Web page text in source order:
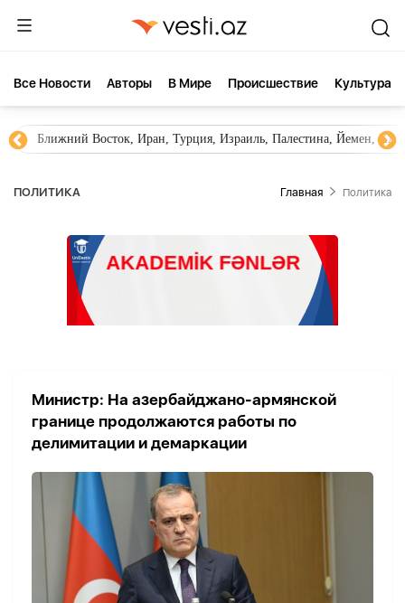
Все Новости Aвторы В Мире Происшествие Культура
Ближний Восток, Иран, Турция, Израиль, Палестина, Йемен,
ПОЛИТИКА Главная Политика
Министр: На азербайджано-армянской
границе продолжаются работы по
делимитации и демаркации